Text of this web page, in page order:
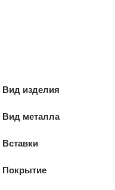
Вид изделия
Вид металла
Вставки
Покрытие